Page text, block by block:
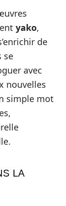
yako,
de
se
avec
nouvelles
simple mot
LA